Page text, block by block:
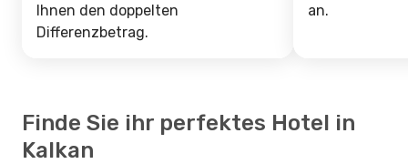
Ihnen den doppelten
Differenzbetrag.
an.
Finde Sie ihr perfektes Hotel in
Kalkan